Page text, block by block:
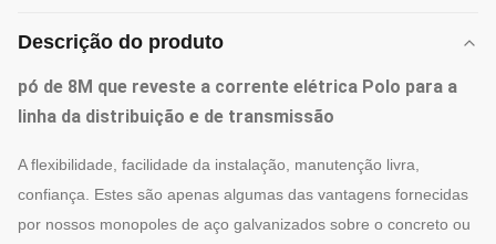
Descrição do produto
pó de 8M que reveste a corrente elétrica Polo para a
linha da distribuição e de transmissão
A flexibilidade, facilidade da instalação, manutenção livra,
confiança. Estes são apenas algumas das vantagens fornecidas
por nossos monopoles de aço galvanizados sobre o concreto ou